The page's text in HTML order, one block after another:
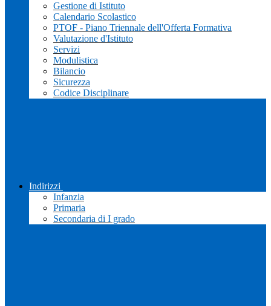
Gestione di Istituto
Calendario Scolastico
PTOF - Piano Triennale dell'Offerta Formativa
Valutazione d'Istituto
Servizi
Modulistica
Bilancio
Sicurezza
Codice Disciplinare
Indirizzi
Infanzia
Primaria
Secondaria di I grado